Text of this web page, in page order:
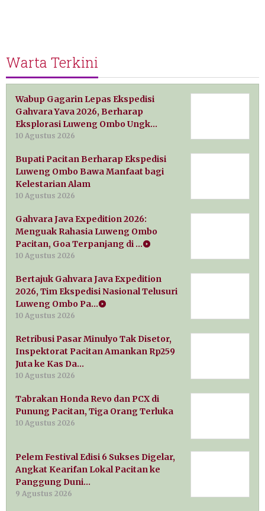
Warta Terkini
Wabup Gagarin Lepas Ekspedisi
Gahvara Yava 2026, Berharap
Eksplorasi Luweng Ombo Ungk…
10 Agustus 2026
Bupati Pacitan Berharap Ekspedisi
Luweng Ombo Bawa Manfaat bagi
Kelestarian Alam
10 Agustus 2026
Gahvara Java Expedition 2026:
Menguak Rahasia Luweng Ombo
Pacitan, Goa Terpanjang di …
10 Agustus 2026
Bertajuk Gahvara Java Expedition
2026, Tim Ekspedisi Nasional Telusuri
Luweng Ombo Pa…
10 Agustus 2026
Retribusi Pasar Minulyo Tak Disetor,
Inspektorat Pacitan Amankan Rp259
Juta ke Kas Da…
10 Agustus 2026
Tabrakan Honda Revo dan PCX di
Punung Pacitan, Tiga Orang Terluka
10 Agustus 2026
Pelem Festival Edisi 6 Sukses Digelar,
Angkat Kearifan Lokal Pacitan ke
Panggung Duni…
9 Agustus 2026